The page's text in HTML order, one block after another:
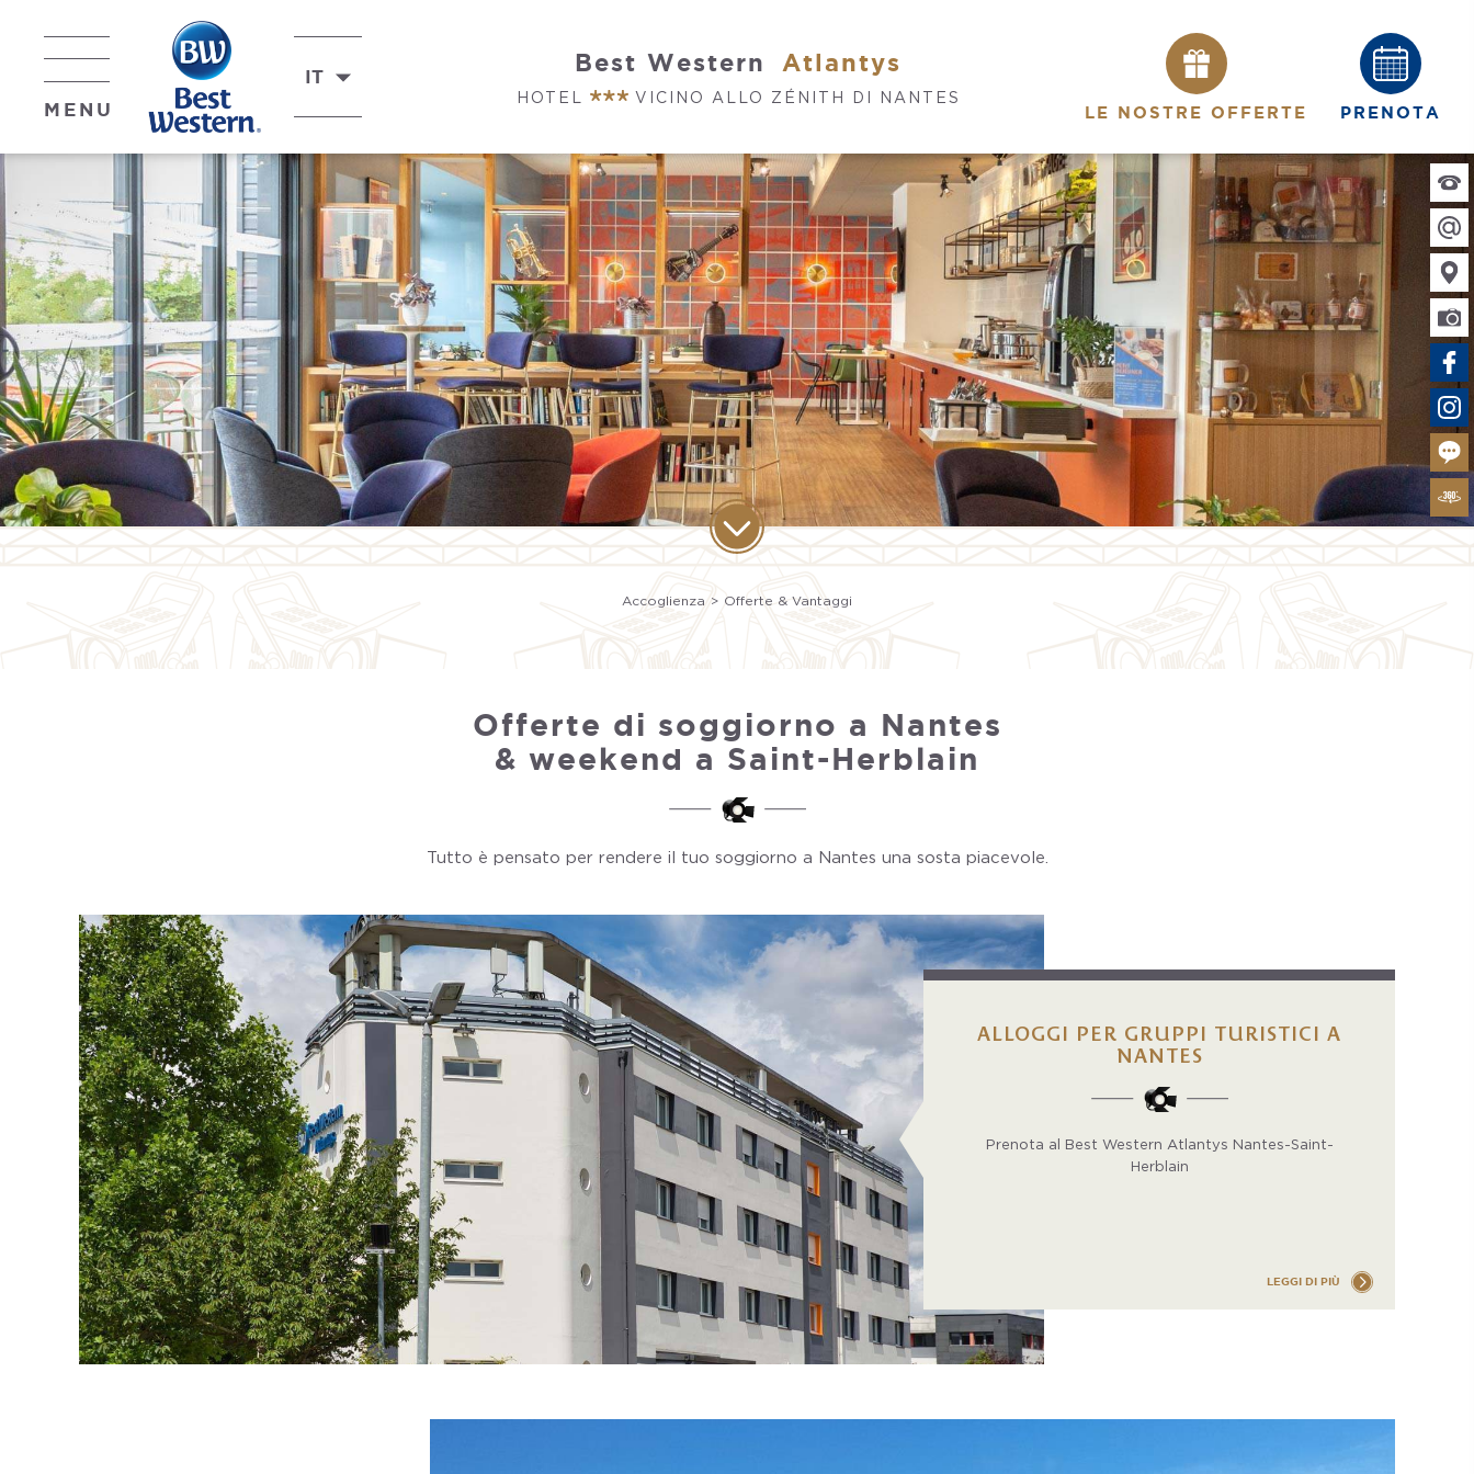
MENU
IT
Best Western Atlantys
HOTEL VICINO ALLO ZÉNITH DI NANTES
LE NOSTRE OFFERTE PRENOTA
Accoglienza Offerte & Vantaggi
Offerte di soggiorno a Nantes
& weekend a Saint-Herblain
Tutto è pensato per rendere il tuo soggiorno a Nantes una sosta piacevole.
ALLOGGI PER GRUPPI TURISTICI A
NANTES
Prenota al Best Western Atlantys Nantes-Saint-
Herblain
LEGGI DI PIÙ